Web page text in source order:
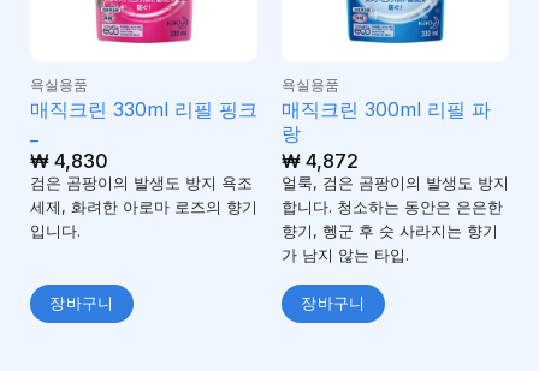
욕실용품
매직크린 330ml 리필 핑크
₩4,830
검은 곰팡이의 발생도 방지 욕조
세제, 화려한 아로마 로즈의 향기
입니다.
장바구니
욕실용품
매직크린 300ml 리필 파
랑
₩4,872
얼룩, 검은 곰팡이의 발생도 방지
합니다. 청소하는 동안은 은은한
향기, 헹군 후 슷 사라지는 향기
가 남지 않는 타입.
장바구니